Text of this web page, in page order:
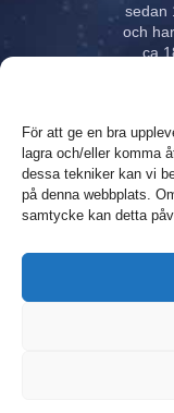
För att ge en bra
lagra och/eller komma
dessa tekniker kan vi
på denna webbplats.
samtycke kan detta
sedan
och
ca
i alla